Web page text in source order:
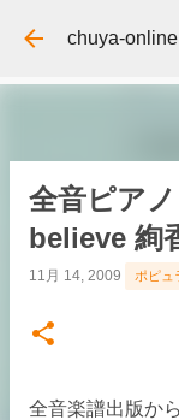
スキッ
chuya-
全音ピア
believe 絢
11月 14, 2009 ポピュ
全音楽譜出版か